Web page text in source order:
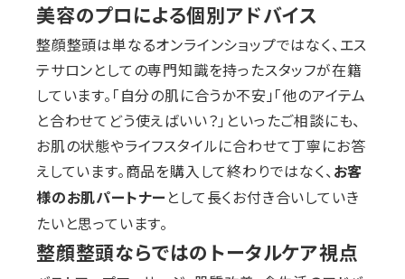
美容のプロによる個別アドバイス
整顔整頭は単なるオンラインショップではなく、エス
テサロンとしての専門知識を持ったスタッフが在籍
しています。「自分の肌に合うか不安」「他のアイテム
と合わせてどう使えばいい？」といったご相談にも、
お肌の状態やライフスタイルに合わせて丁寧にお答
えしています。商品を購入して終わりではなく、 お客
様のお肌パートナー として長くお付き合いしていき
たいと思っています。
整顔整頭ならではのトータルケア視点